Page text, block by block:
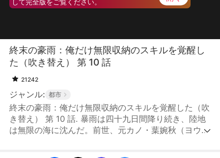
して完全版をご覧ください。
終末の豪雨：俺だけ無限収納のスキルを覚醒し
た（吹き替え） 第 10 話
21242
ジャンル: 都市
終末の豪雨：俺だけ無限収納のスキルを覚醒した（吹
き替え） 第 10 話. 暴雨は四十九日間降り続き、陸地
は無限の海に沈んだ。前世、元カノ・葉婉秋（ヨウエ